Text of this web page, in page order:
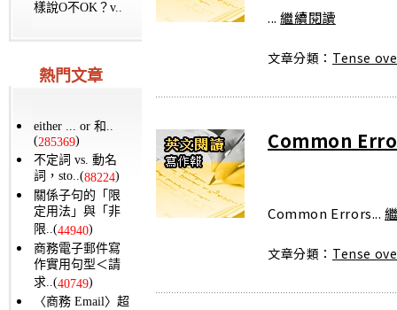
樣說O不OK？v..
熱門文章
either ... or 和..
(285369)
不定詞 vs. 動名
詞，sto..(88224)
關係子句的「限
定用法」與「非
限..(44940)
商務電子郵件寫
作實用句型＜請
求..(40749)
〈商務 Email〉超
...繼續閱讀
文章分類： Tense
Common
Common Errors...
文章分類： Tense